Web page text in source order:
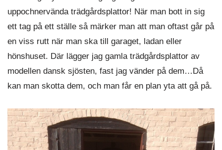
uppochnervända trädgårdsplattor! När man bott in sig
ett tag på ett ställe så märker man att man oftast går på
en viss rutt när man ska till garaget, ladan eller
hönshuset. Där lägger jag gamla trädgårdsplattor av
modellen dansk sjösten, fast jag vänder på dem…Då
kan man skotta dem, och man får en plan yta att gå på.